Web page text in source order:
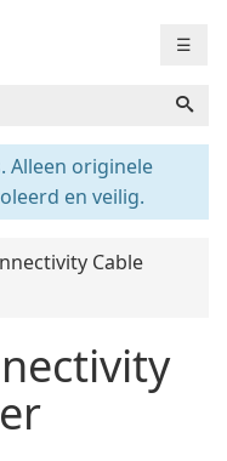
☰
Alleen originele
en veilig.
Cable